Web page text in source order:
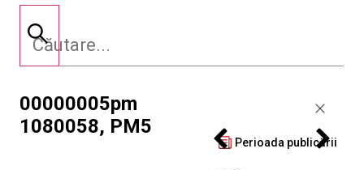
00000005pm
1080058, PM5
Perioada publicării